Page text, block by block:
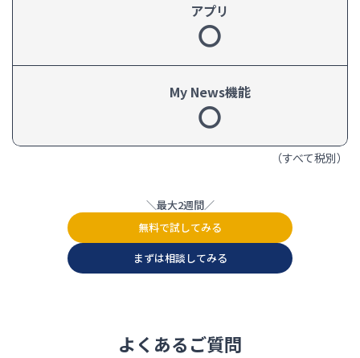
アプリ
〇
My News機能
〇
（すべて税別）
最大2週間
無料で試してみる
まずは相談してみる
よくあるご質問